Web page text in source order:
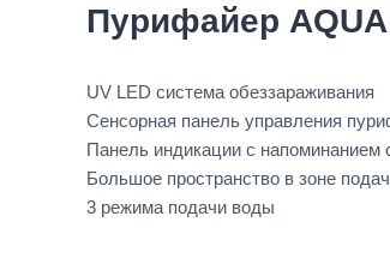
Пурифайер AQUA
UV LED cистема обеззараживания
Сенсорная панель управления
Панель индикации с напоминанием
Большое пространство в зоне
3 режима подачи воды